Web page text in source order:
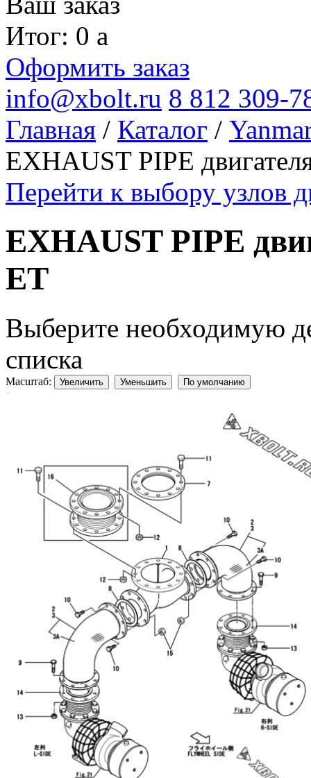
Итог: 0 a
Оформить заказ
info@xbolt.ru 8 812 309-
Главная / Каталог /
EXHAUST PIPE
Перейти к выбору узлов
EXHAUST PIPE
ET
Выберите необходимую
списка
Масштаб: Увеличить Уменьшить По умолчанию